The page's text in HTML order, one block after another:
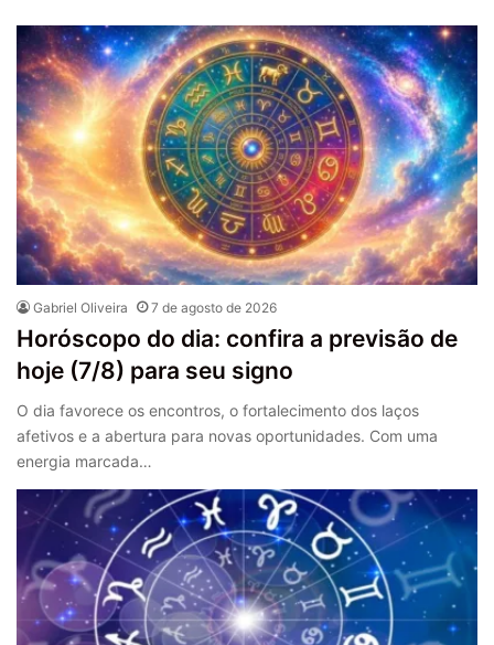
Gabriel Oliveira 7 de agosto de 2026
Horóscopo do dia: confira a previsão de
hoje (7/8) para seu signo
O dia favorece os encontros, o fortalecimento dos laços
afetivos e a abertura para novas oportunidades. Com uma
energia marcada…